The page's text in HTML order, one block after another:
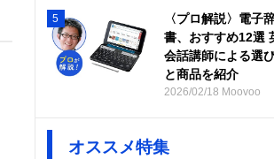
5
〈プロ解説〉電子
書、おすすめ12選
会話講師による選
と商品を紹介
2026/02/18 Moovoo
オススメ特集